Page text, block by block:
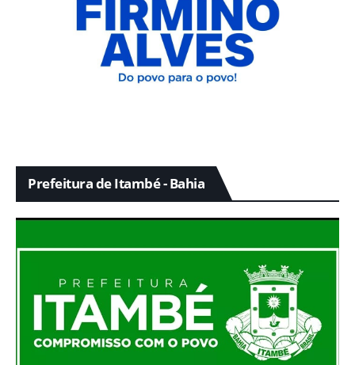
Prefeitura de Itambé - Bahia